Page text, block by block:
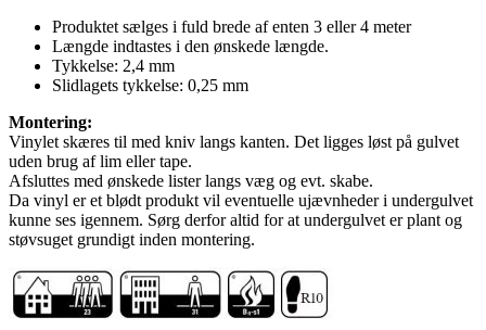
Produktet sælges i fuld brede af enten 3 eller 4 meter
Længde indtastes i den ønskede længde.
Tykkelse: 2,4 mm
Slidlagets tykkelse: 0,25 mm
Montering:
Vinylet skæres til med kniv langs kanten. Det ligges løst på gulvet
uden brug af lim eller tape.
Afsluttes med ønskede lister langs væg og evt. skabe.
Da vinyl er et blødt produkt vil eventuelle ujævnheder i undergulvet
kunne ses igennem. Sørg derfor altid for at undergulvet er plant og
støvsuget grundigt inden montering.